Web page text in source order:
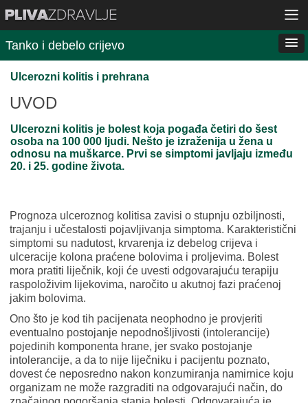
Tanko i debelo crijevo
Ulcerozni kolitis i prehrana
UVOD
Ulcerozni kolitis je bolest koja pogađa četiri do šest
osoba na 100 000 ljudi. Nešto je izraženija u žena u
odnosu na muškarce. Prvi se simptomi javljaju između
20. i 25. godine života.
Prognoza ulceroznog kolitisa zavisi o stupnju ozbiljnosti,
trajanju i učestalosti pojavljivanja simptoma. Karakteristični
simptomi su nadutost, krvarenja iz debelog crijeva i
ulceracije kolona praćene bolovima i proljevima. Bolest
mora pratiti liječnik, koji će uvesti odgovarajuću terapiju
raspoloživim lijekovima, naročito u akutnoj fazi praćenoj
jakim bolovima.
Ono što je kod tih pacijenata neophodno je provjeriti
eventualno postojanje nepodnošljivosti (intolerancije)
pojedinih komponenta hrane, jer svako postojanje
intolerancije, a da to nije liječniku i pacijentu poznato,
dovest će neposredno nakon konzumiranja namirnice koju
organizam ne može razgraditi na odgovarajući način, do